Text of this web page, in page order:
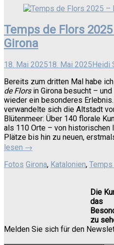
Temps de Flors
Girona
18. Mai 202518. Mai 2025Heidi
Bereits zum dritten Mal habe
de Florsin Girona besucht –
wieder ein besonderes
verwandelte sich die Altstadt
Blütenmeer: Über 140 florale
als 110 Orte – von historischen
Plätze bis hin zu neuen,
lesen →
Fotos Girona, Katalonien,
Die
das
zu
Melden Sie sich für den